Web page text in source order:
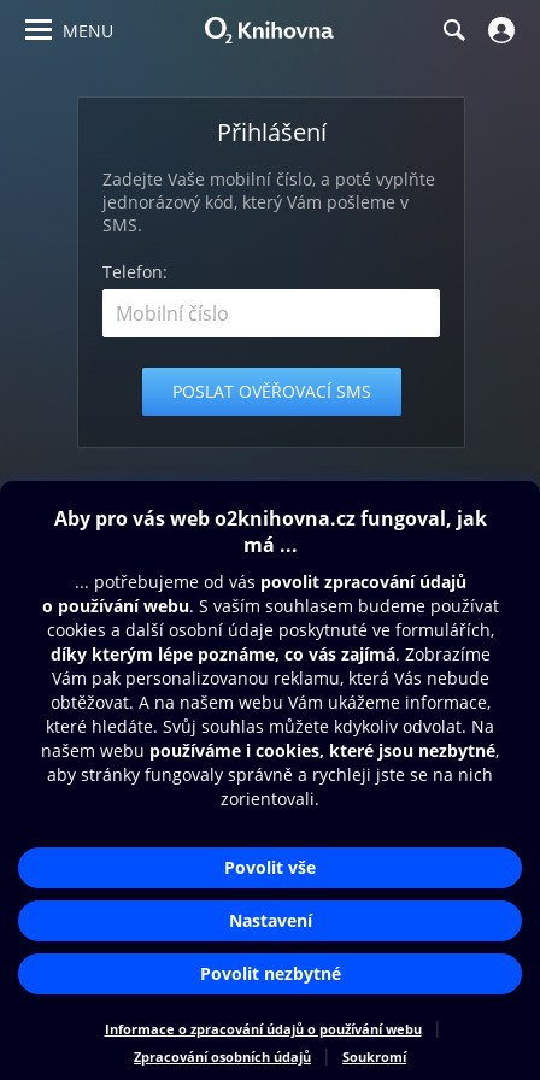
MENU
Přihlášení
Zadejte Vaše mobilní číslo, a poté vyplňte
jednorázový kód, který Vám pošleme v
SMS.
Telefon:
Moje O2 Knihovna
Další zábava
© O2 Czech Republic a.s.
Nákupní řád
Zásady zpracování osobních údajů
Cookies
Aplikace O2 Knihovna
Čti a poslouchej své e-knihy a
audioknihy rychleji a pohodlněji.